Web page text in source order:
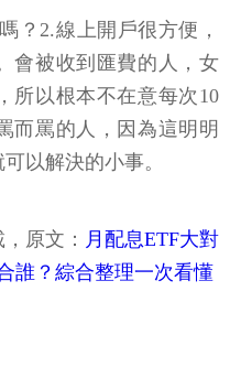
？2.線上開戶很方便，
會被收到匯費的人，女
所以根本不在意每次10
而罵的人，因為這明明
以解決的小事。
原文： 月配息ETF大對
誰？綜合整理一次看懂